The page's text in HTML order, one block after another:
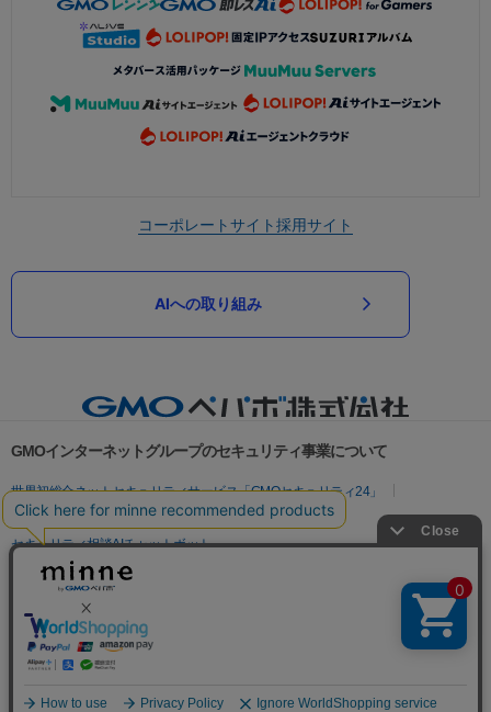
コーポレートサイト採用サイト
AIへの取り組み
GMOインターネットグループのセキュリティ事業について
世界初総合ネットセキュリティサービス「GMOセキュリティ24」
パスワード漏洩診断
Webサイトリスク診断
セキュリティ相談AIチャットボット
実在証明・盗聴対策
サイバー攻撃対策（GMO Flatt Security）
セキュリティ事業の軌跡